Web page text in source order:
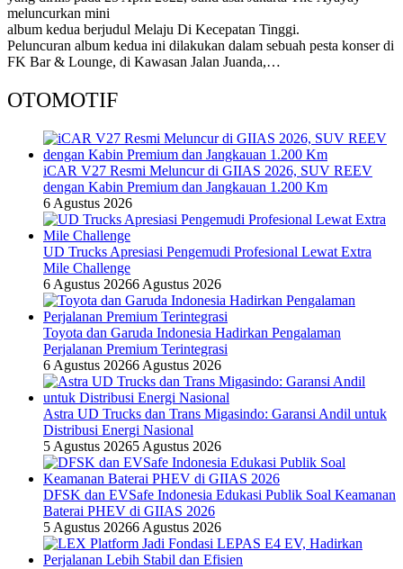
meluncurkan mini
album kedua berjudul Melaju Di Kecepatan Tinggi.
Peluncuran album kedua ini dilakukan dalam sebuah pesta konser di
FK Bar & Lounge, di Kawasan Jalan Juanda,…
OTOMOTIF
iCAR V27 Resmi Meluncur di GIIAS 2026, SUV REEV
dengan Kabin Premium dan Jangkauan 1.200 Km
6 Agustus 2026
UD Trucks Apresiasi Pengemudi Profesional Lewat Extra
Mile Challenge
6 Agustus 20266 Agustus 2026
Toyota dan Garuda Indonesia Hadirkan Pengalaman
Perjalanan Premium Terintegrasi
6 Agustus 20266 Agustus 2026
Astra UD Trucks dan Trans Migasindo: Garansi Andil untuk
Distribusi Energi Nasional
5 Agustus 20265 Agustus 2026
DFSK dan EVSafe Indonesia Edukasi Publik Soal Keamanan
Baterai PHEV di GIIAS 2026
5 Agustus 20266 Agustus 2026